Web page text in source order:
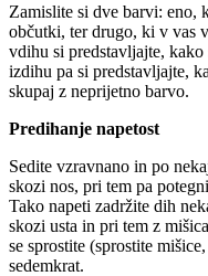
Zamislite si dve barvi: eno,
občutki, ter drugo, ki v vas
vdihu si predstavljajte,
izdihu pa si predstavljajte,
skupaj z neprijetno barvo.
Predihanje napetost
Sedite vzravnano in po
skozi nos, pri tem pa
Tako napeti zadržite dih
skozi usta in pri tem z
se sprostite (sprostite
sedemkrat.